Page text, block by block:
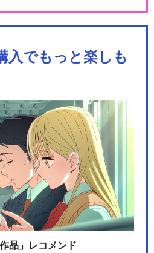
入でもっと楽しも
品」レコメンド